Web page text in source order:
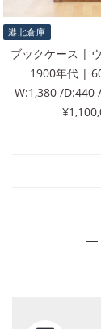
港北倉庫
ブックケース |
1900年代 |
W:1,380 /D:440